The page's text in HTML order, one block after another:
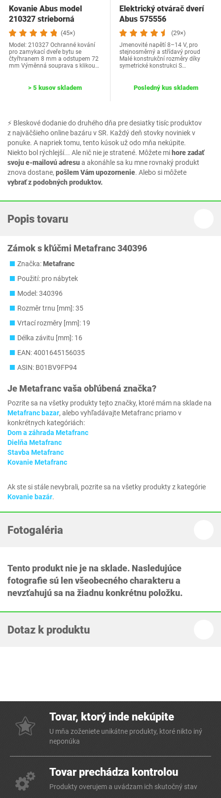
⚡ Bleskové dodanie do druhého dňa pre desiatky tisíc produktov
z najväčšieho online bazáru v SR. Každý deň stovky noviniek v
ponuke. A napriek tomu, tento kúsok už odo mňa nekúpite.
Niekto bol rýchlejší... Ale nič nie je stratené. Môžete mihore zadať
svoju e-mailovú adresua akonáhle sa ku mne rovnaký produkt
znova dostane, pošlem Vám upozornenie. Alebo si môžete
vybrať z podobných produktov.
Kovanie Abus model
210327 strieborná
(45×)
Model: 210327 Ochranné kování
pro zamykací dveře bytu se
čtyřhranem 8 mm a odstupem 72
mm Výměnná souprava s klikou…
> 5 kusov skladem
Elektrický otvárač dverí
Abus ‎575556
(29×)
Jmenovité napětí 8–14 V, pro
stejnosměrný a střídavý proud
Malé konstrukční rozměry díky
symetrické konstrukci S…
Posledný kus skladem
Popis tovaru
Zámok s kľúčmi Metafranc 340396
Značka:Metafranc
Použití: pro nábytek
Model: 340396
Rozměr trnu [mm]: 35
Vrtací rozměry [mm]: 19
Délka závitu [mm]: 16
EAN: 4001645156035
ASIN: B01BV9FP94
Je Metafrancvaša obľúbená značka?
Pozrite sa na všetky produkty tejto značky, ktoré mám na sklade na
Metafranc bazar, alebo vyhľadávajte Metafranc priamo v
konkrétnych kategóriách:
Dom a záhrada Metafranc
Dielňa Metafranc
Stavba Metafranc
Kovanie Metafranc
Ak ste si stále nevybrali, pozrite sa na všetky produkty z kategórie
Kovanie bazár.
Fotogaléria
Tento produkt nie je na sklade. Nasledujúce
fotografie sú len všeobecného charakteru a
nevzťahujú sa na žiadnu konkrétnu položku.
Dotaz k produktu
Tovar, ktorý inde nekúpite
U mňa zoženiete unikátne produkty, ktoré nikto iný
neponúka
Tovar prechádza kontrolou
Produkty overujem a uvádzam ich skutočný stav